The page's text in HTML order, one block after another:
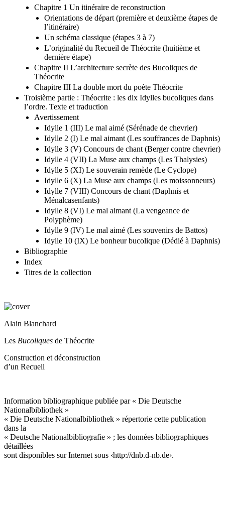
Chapitre 1 Un itinéraire de reconstruction
Orientations de départ (première et deuxième étapes de
l’itinéraire)
Un schéma classique (étapes 3 à 7)
L’originalité du Recueil de Théocrite (huitième et
dernière étape)
Chapitre II L’architecture secrète des Bucoliques de
Théocrite
Chapitre III La double mort du poète Théocrite
Troisième partie : Théocrite : les dix Idylles bucoliques dans
l’ordre. Texte et traduction
Avertissement
Idylle 1 (III) Le mal aimé (Sérénade de chevrier)
Idylle 2 (I) Le mal aimant (Les souffrances de Daphnis)
Idylle 3 (V) Concours de chant (Berger contre chevrier)
Idylle 4 (VII) La Muse aux champs (Les Thalysies)
Idylle 5 (XI) Le souverain remède (Le Cyclope)
Idylle 6 (X) La Muse aux champs (Les moissonneurs)
Idylle 7 (VIII) Concours de chant (Daphnis et
Ménalcasenfants)
Idylle 8 (VI) Le mal aimant (La vengeance de
Polyphème)
Idylle 9 (IV) Le mal aimé (Les souvenirs de Battos)
Idylle 10 (IX) Le bonheur bucolique (Dédié à Daphnis)
Bibliographie
Index
Titres de la collection
Alain Blanchard
Les Bucoliques de Théocrite
Construction et déconstruction
d’un Recueil
Information bibliographique publiée par « Die Deutsche
Nationalbibliothek »
« Die Deutsche Nationalbibliothek » répertorie cette publication
dans la
« Deutsche Nationalbibliografie » ; les données bibliographiques
détaillées
sont disponibles sur Internet sous ‹http://dnb.d-nb.de›.